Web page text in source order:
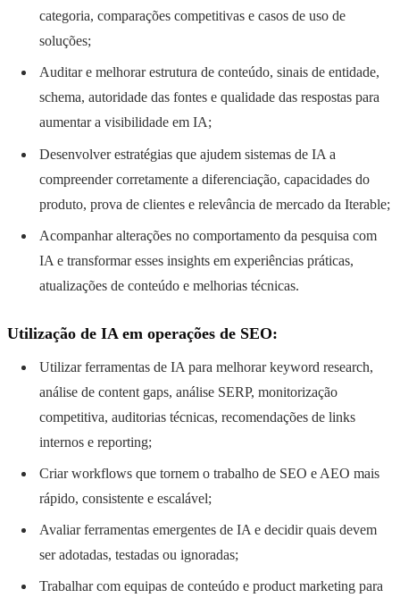
categoria, comparações competitivas e casos de uso de
soluções;
Auditar e melhorar estrutura de conteúdo, sinais de entidade,
schema, autoridade das fontes e qualidade das respostas para
aumentar a visibilidade em IA;
Desenvolver estratégias que ajudem sistemas de IA a
compreender corretamente a diferenciação, capacidades do
produto, prova de clientes e relevância de mercado da Iterable;
Acompanhar alterações no comportamento da pesquisa com
IA e transformar esses insights em experiências práticas,
atualizações de conteúdo e melhorias técnicas.
Utilização de IA em operações de SEO:
Utilizar ferramentas de IA para melhorar keyword research,
análise de content gaps, análise SERP, monitorização
competitiva, auditorias técnicas, recomendações de links
internos e reporting;
Criar workflows que tornem o trabalho de SEO e AEO mais
rápido, consistente e escalável;
Avaliar ferramentas emergentes de IA e decidir quais devem
ser adotadas, testadas ou ignoradas;
Trabalhar com equipas de conteúdo e product marketing para